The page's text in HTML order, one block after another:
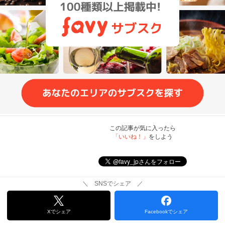
この記事が気に入ったら
「いいね！」 をしよう
＼ SNSでシェア ／
Xでシェア Facebookでシェア